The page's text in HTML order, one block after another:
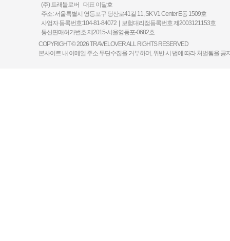
(주) 트래블로버 대표 이달호
주소: 서울특별시 영등포구 당산로41길 11, SK V1 Center E동 1509호
사업자 등록번호:104-81-84072 | 보험대리점등록번호 제2003121153호
통신판매허가번호 제2015-서울영등포-0682호
COPYRIGHT © 2026 TRAVELOVER ALL RIGHTS RESERVED
본사이트 내 이메일 주소 무단수집을 거부하며, 위반 시 법에 따라 처벌됨을 공